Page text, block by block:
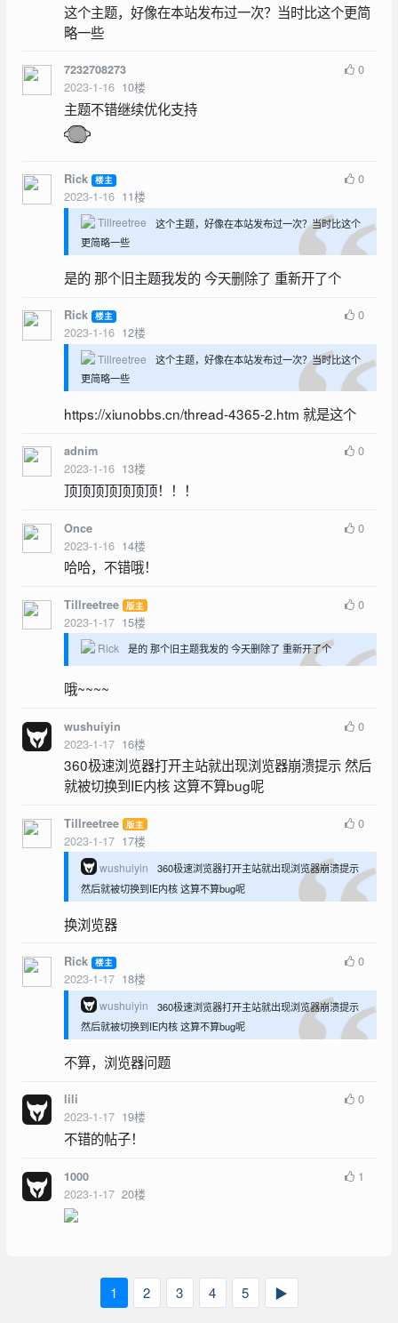
这个主题，好像在本站发布过一次？当时比这个更简
略一些
7232708273
2023-1-16 10楼
0
主题不错继续优化支持
Rick 楼主
2023-1-16 11楼
0
Tillreetree
这个主题，好像在本站发布过一次？当时比这个
更简略一些
是的 那个旧主题我发的 今天删除了 重新开了个
Rick 楼主
2023-1-16 12楼
0
Tillreetree
这个主题，好像在本站发布过一次？当时比这个
更简略一些
https://xiunobbs.cn/thread-4365-2.htm 就是这个
adnim
2023-1-16 13楼
0
顶顶顶顶顶顶顶！！！
Once
2023-1-16 14楼
0
哈哈，不错哦！
Tillreetree 版主
2023-1-17 15楼
0
Rick 是的 那个旧主题我发的 今天删除了 重新开了个
哦~~~~
wushuiyin
2023-1-17 16楼
0
360极速浏览器打开主站就出现浏览器崩溃提示 然后
就被切换到IE内核 这算不算bug呢
Tillreetree 版主
2023-1-17 17楼
0
wushuiyin
360极速浏览器打开主站就出现浏览器崩溃提示
然后就被切换到IE内核 这算不算bug呢
换浏览器
Rick 楼主
2023-1-17 18楼
0
wushuiyin
360极速浏览器打开主站就出现浏览器崩溃提示
然后就被切换到IE内核 这算不算bug呢
不算，浏览器问题
lili
2023-1-17 19楼
0
不错的帖子！
1000
2023-1-17 20楼
1
1 2 3 4 5 ▶